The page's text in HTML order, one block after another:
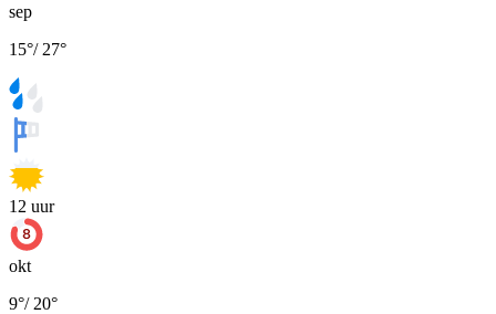
sep
15°/ 27°
12 uur
okt
9°/ 20°